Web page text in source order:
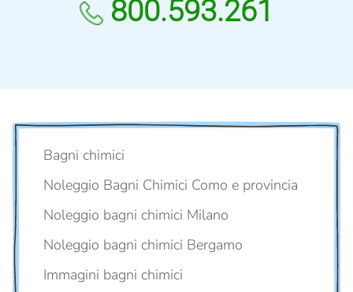
800.593.261
Bagni chimici
Noleggio Bagni Chimici Como e provincia
Noleggio bagni chimici Milano
Noleggio bagni chimici Bergamo
Immagini bagni chimici